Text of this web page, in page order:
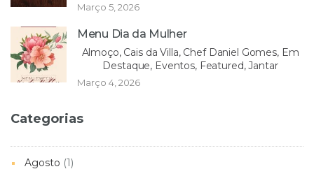
Março 5, 2026
Menu Dia da Mulher
Almoço, Cais da Villa, Chef Daniel Gomes, Em
Destaque, Eventos, Featured, Jantar
Março 4, 2026
Categorias
Agosto (1)